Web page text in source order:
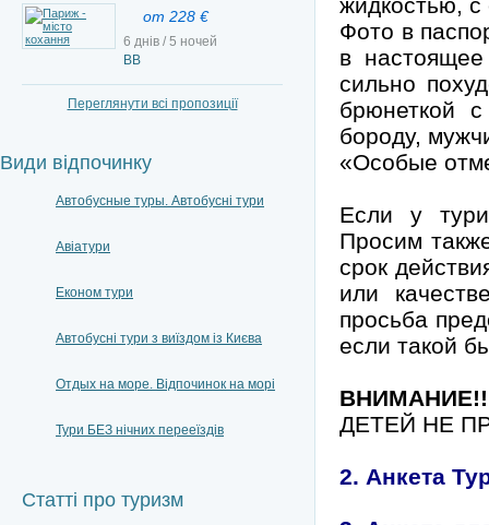
Фото в
в
сильно
брюнеткой
бороду,
«Особые
Если у
Просим
срок
или
просьба
если такой
ДЕТЕЙ НЕ
2. Анкета
от 228 €
6 днів / 5 ночей
ВВ
Переглянути всі пропозиції
Види відпочинку
Автобусные туры. Автобусні тури
Авіатури
Економ тури
Автобусні тури з виїздом із Києва
Отдых на море. Відпочинок на морі
Тури БЕЗ нічних перееїздів
Статті про туризм